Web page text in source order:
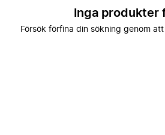
Inga produkter
Försök förfina din sökning genom